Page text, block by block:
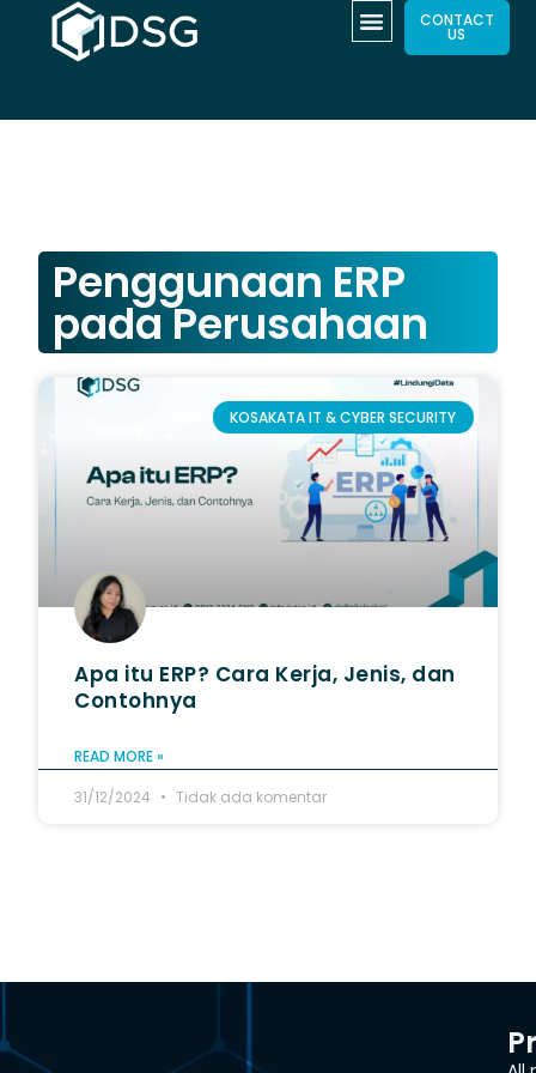
CONTACT
US
Penggunaan ERP
pada Perusahaan
KOSAKATA IT & CYBER SECURITY
Apa itu ERP? Cara Kerja, Jenis, dan
Contohnya
READ MORE »
31/12/2024
Tidak ada komentar